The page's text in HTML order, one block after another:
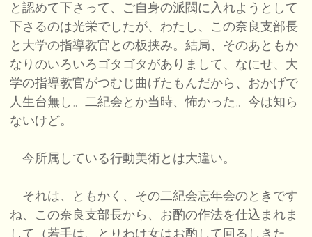
と認めて下さって、ご自身の派閥に入れようとして
下さるのは光栄でしたが、わたし、この奈良支部長
と大学の指導教官との板挟み。結局、そのあともか
なりのいろいろゴタゴタがありまして、なにせ、大
学の指導教官がつむじ曲げたもんだから、おかげで
人生台無し。二紀会とか当時、怖かった。今は知ら
ないけど。
今所属している行動美術とは大違い。
それは、ともかく、その二紀会忘年会のときです
ね、この奈良支部長から、お酌の作法を仕込まれま
して（若手は、とりわけ女はお酌して回るしきた